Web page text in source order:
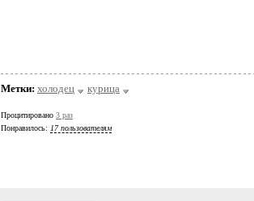
Метки: холодец курица
Процитировано 3 раз
Понравилось: 17 пользователям